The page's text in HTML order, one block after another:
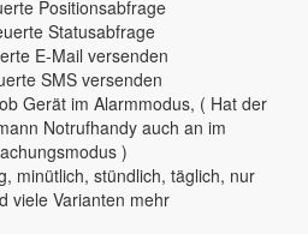
Positionsabfrage
Statusabfrage
E-Mail versenden
SMS versenden
Gerät im Alarmmodus, ( Hat der
Notrufhandy auch an im
)
minütlich, stündlich, täglich, nur
viele Varianten mehr